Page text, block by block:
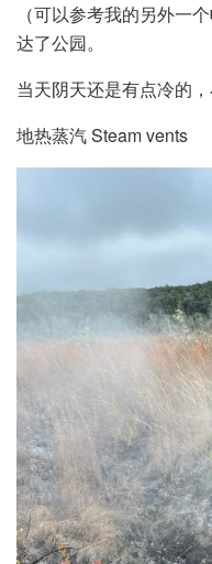
（可以参考我的另外一
达了公园。
当天阴天还是有点冷的
地热蒸汽 Steam vents